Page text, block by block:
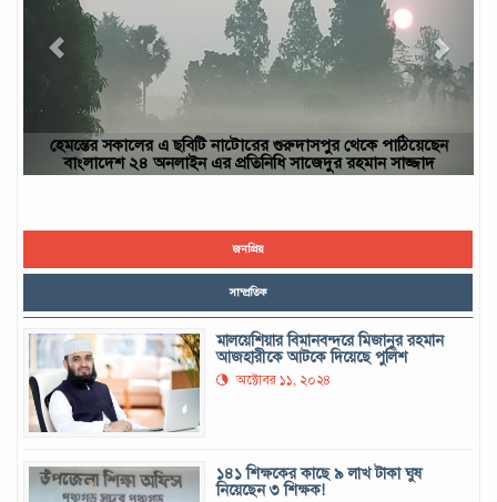
ছবিটি নওগাঁ জেলার রাণীনগর উপজেলার পারইল গ্রাম থেকে তোলা-
ইউসুফ, নওগাঁ
জনপ্রিয়
সাম্প্রতিক
মালয়েশিয়ার বিমানবন্দরে মিজানুর রহমান
আজহারীকে আটকে দিয়েছে পুলিশ
অক্টোবর ১১, ২০২৪
১৪১ শিক্ষকের কাছে ৯ লাখ টাকা ঘুষ
নিয়েছেন ৩ শিক্ষক!